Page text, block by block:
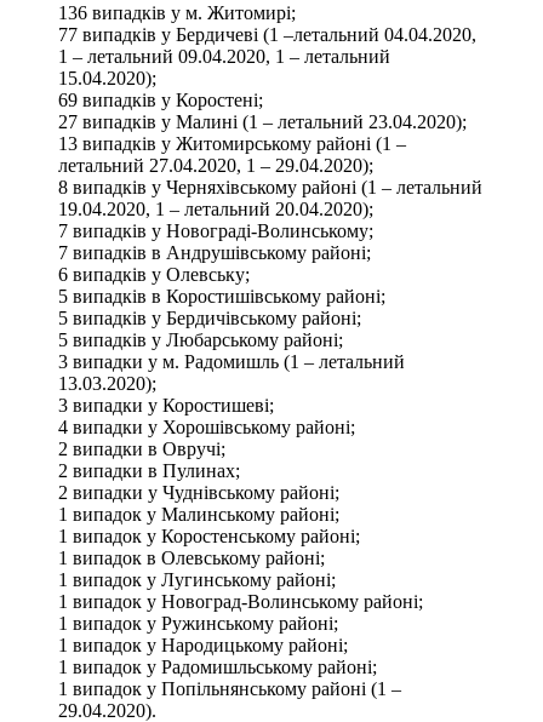
136 випадків у м. Житомирі;
77 випадків у Бердичеві (1 –летальний 04.04.2020,
1 – летальний 09.04.2020, 1 – летальний
15.04.2020);
69 випадків у Коростені;
27 випадків у Малині (1 – летальний 23.04.2020);
13 випадків у Житомирському районі (1 –
летальний 27.04.2020, 1 – 29.04.2020);
8 випадків у Черняхівському районі (1 – летальний
19.04.2020, 1 – летальний 20.04.2020);
7 випадків у Новограді-Волинському;
7 випадків в Андрушівському районі;
6 випадків у Олевську;
5 випадків в Коростишівському районі;
5 випадків у Бердичівському районі;
5 випадків у Любарському районі;
3 випадки у м. Радомишль (1 – летальний
13.03.2020);
3 випадки у Коростишеві;
4 випадки у Хорошівському районі;
2 випадки в Овручі;
2 випадки в Пулинах;
2 випадки у Чуднівському районі;
1 випадок у Малинському районі;
1 випадок у Коростенському районі;
1 випадок в Олевському районі;
1 випадок у Лугинському районі;
1 випадок у Новоград-Волинському районі;
1 випадок у Ружинському районі;
1 випадок у Народицькому районі;
1 випадок у Радомишльському районі;
1 випадок у Попільнянському районі (1 –
29.04.2020).